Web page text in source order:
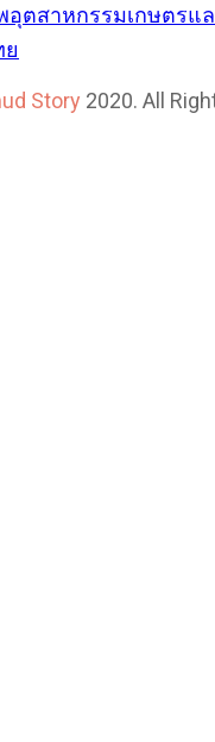
อุตสาหกรรมเกษตรแ
ย
Story 2020. All